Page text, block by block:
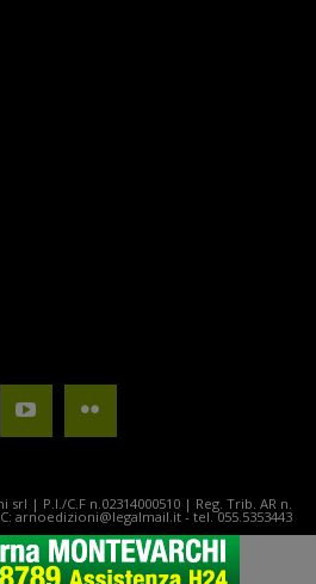
| P.I./C.F n.02314000510 | Reg. Trib. AR n.
arnoedizioni@legalmail.it - tel. 055.5353443